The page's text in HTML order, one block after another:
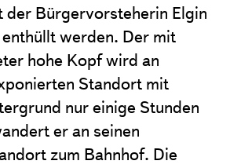
der Bürgervorsteherin Elgin
werden. Der mit
hohe Kopf wird an
Standort mit
nur einige Stunden
er an seinen
zum Bahnhof. Die